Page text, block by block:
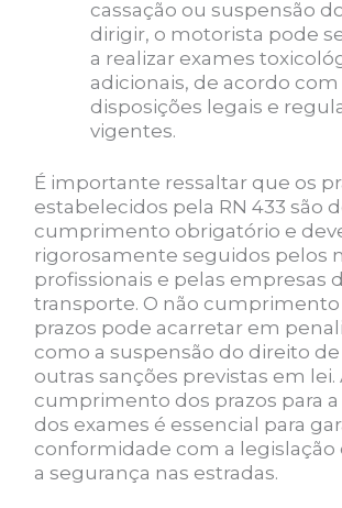
cassação ou suspensão
dirigir, o motorista pode
a realizar exames
adicionais, de acordo com
disposições legais e
vigentes.
É importante ressaltar que os
estabelecidos pela RN 433 são
cumprimento obrigatório e
rigorosamente seguidos pelos
profissionais e pelas empresas
transporte. O não cumprimento
prazos pode acarretar em
como a suspensão do direito
outras sanções previstas em lei.
cumprimento dos prazos para a
dos exames é essencial para
conformidade com a legislação
a segurança nas estradas.